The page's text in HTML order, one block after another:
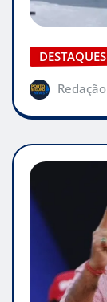
DESTAQUES
Redação